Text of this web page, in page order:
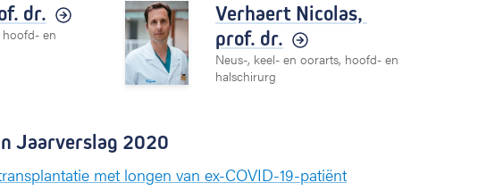
dr.
hoofd- en
Verhaert Nicolas,
prof. dr.
Neus-, keel- en oorarts, hoofd- en
halschirurg
Jaarverslag 2020
met longen van ex-COVID-19-patiënt